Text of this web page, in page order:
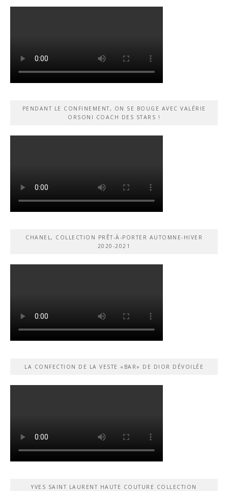
PENDANT LE CONFINEMENT, ON SE BOUGE AVEC VALÉRIE
ORSONI COACH DES STARS !
CHANEL, COLLECTION PRÊT-À-PORTER AUTOMNE-HIVER
2020-2021
LA CONFECTION DE LA VESTE «BAR» DE DIOR DÉVOILÉE
YVES SAINT LAURENT HAUTE COUTURE COLLECTION